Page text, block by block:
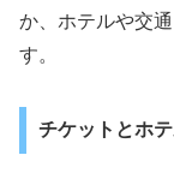
か、ホテルや交
す。
チケットとホ